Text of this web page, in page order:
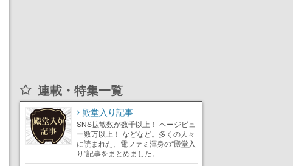
連載・特集一覧
殿堂入り記事
SNS拡散数が数千以上！ ページビュ
ー数万以上！ などなど。多くの人々
に読まれた、電ファミ渾身の“殿堂入
り”記事をまとめました。